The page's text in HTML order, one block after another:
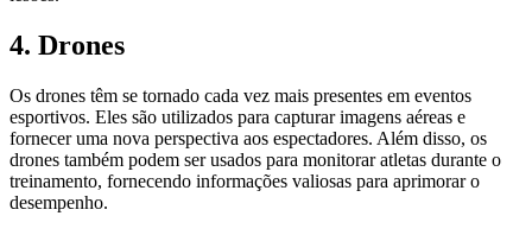
4. Drones
Os drones têm se tornado cada vez mais presentes em eventos
esportivos. Eles são utilizados para capturar imagens aéreas e
fornecer uma nova perspectiva aos espectadores. Além disso, os
drones também podem ser usados para monitorar atletas durante o
treinamento, fornecendo informações valiosas para aprimorar o
desempenho.